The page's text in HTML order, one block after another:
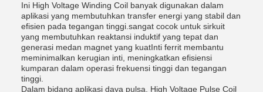
Ini High Voltage Winding Coil banyak digunakan dalam
aplikasi yang membutuhkan transfer energi yang stabil dan
efisien pada tegangan tinggi.sangat cocok untuk sirkuit
yang membutuhkan reaktansi induktif yang tepat dan
generasi medan magnet yang kuatInti ferrit membantu
meminimalkan kerugian inti, meningkatkan efisiensi
kumparan dalam operasi frekuensi tinggi dan tegangan
tinggi.
Dalam bidang aplikasi daya pulsa, High Voltage Pulse Coil